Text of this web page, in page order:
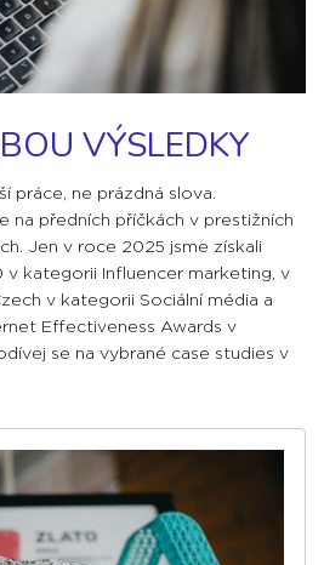
VÝSLEDKY
práce, ne prázdná slova.
na předních příčkách v prestižních
Jen v roce 2025 jsme získali
v kategorii Influencer marketing, v
v kategorii Sociální média a
Effectiveness Awards v
se na vybrané case studies v